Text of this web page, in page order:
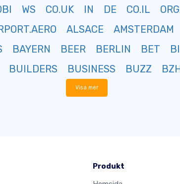
WS CO.UK IN DE CO.IL
ALSACE AMSTERDAM
BAYERN BEER BERLIN BET
BUILDERS BUSINESS BUZZ
Visa mer
Produkt